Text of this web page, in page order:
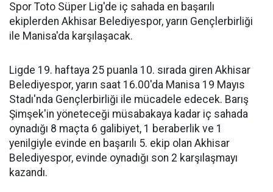
Spor Toto Süper Lig'de iç sahada en başarılı
ekiplerden Akhisar Belediyespor, yarın Gençlerbirliği
ile Manisa'da karşılaşacak.
Ligde 19. haftaya 25 puanla 10. sırada giren Akhisar
Belediyespor, yarın saat 16.00'da Manisa 19 Mayıs
Stadı'nda Gençlerbirliği ile mücadele edecek. Barış
Şimşek'in yöneteceği müsabakaya kadar iç sahada
oynadığı 8 maçta 6 galibiyet, 1 beraberlik ve 1
yenilgiyle evinde en başarılı 5. ekip olan Akhisar
Belediyespor, evinde oynadığı son 2 karşılaşmayı
kazandı.